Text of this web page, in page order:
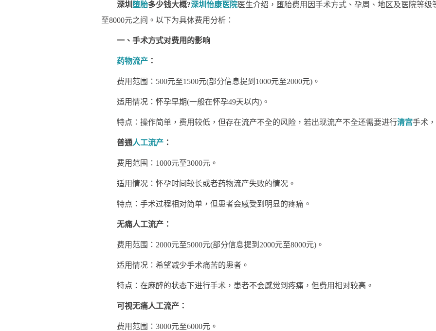
深圳 堕胎多少钱大概?深圳怡康医院医生介绍，堕胎费用因手术方式、孕周、地区及医院等级
至8000元之间。以下为具体费用分析：
一、手术方式对费用的影响
药物流产：
费用范围：500元至1500元(部分信息提到1000元至2000元)。
适用情况：怀孕早期(一般在怀孕49天以内)。
特点：操作简单，费用较低，但存在流产不全的风险，若出现流产不全还需要进行清宫手术
普通人工流产：
费用范围：1000元至3000元。
适用情况：怀孕时间较长或者药物流产失败的情况。
特点：手术过程相对简单，但患者会感受到明显的疼痛。
无痛人工流产：
费用范围：2000元至5000元(部分信息提到2000元至8000元)。
适用情况：希望减少手术痛苦的患者。
特点：在麻醉的状态下进行手术，患者不会感觉到疼痛，但费用相对较高。
可视无痛人工流产：
费用范围：3000元至6000元。